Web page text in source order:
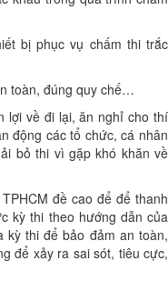
bị phục vụ chấm thi trắc
toàn, đúng quy chế…
lợi về đi lại, ăn nghỉ cho thí
động các tổ chức, cá nhân
bỏ thi vì gặp khó khăn về
đề cao để để thanh
kỳ thi theo hướng dẫn của
kỳ thi để bảo đảm an toàn,
để xảy ra sai sót, tiêu cực,